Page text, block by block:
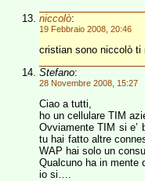
niccolò:
19 Febbraio 2008, 20:46
cristian sono niccolò ti
Stefano:
28 Novembre 2008, 15:27
Ciao a tutti,
ho un cellulare TIM
Ovviamente TIM si e’
tu hai fatto altre
WAP hai solo un
Qualcuno ha in mente
io si….